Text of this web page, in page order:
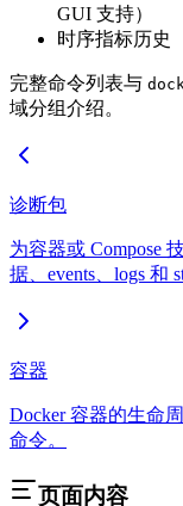
GUI 支持）
时序指标历史
完整命令列表与
域分组介绍。
诊断包
为容器或 Compose
据、events、logs 和
容器
Docker 容器的生命
命令。
页面内容